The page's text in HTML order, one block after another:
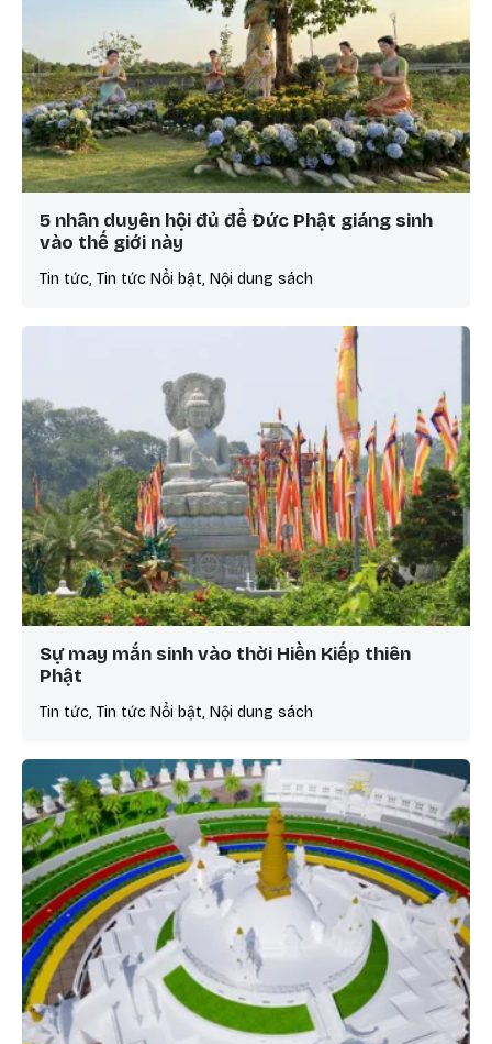
5 nhân duyên hội đủ để Đức Phật giáng sinh
vào thế giới này
Tin tức, Tin tức Nổi bật, Nội dung sách
Sự may mắn sinh vào thời Hiền Kiếp thiên
Phật
Tin tức, Tin tức Nổi bật, Nội dung sách